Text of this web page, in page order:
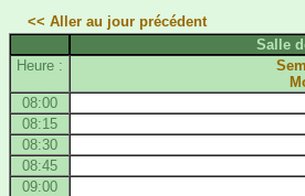
<< Aller au jour précédent
Salle
Heure :
08:00
08:15
08:30
08:45
09:00